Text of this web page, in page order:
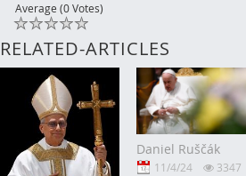
Average (0 Votes)
RELATED-ARTICLES
Daniel Ruščák
11/4/24 3347